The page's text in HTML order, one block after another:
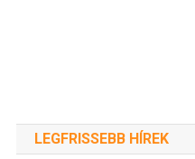
LEGFRISSEBB HÍREK